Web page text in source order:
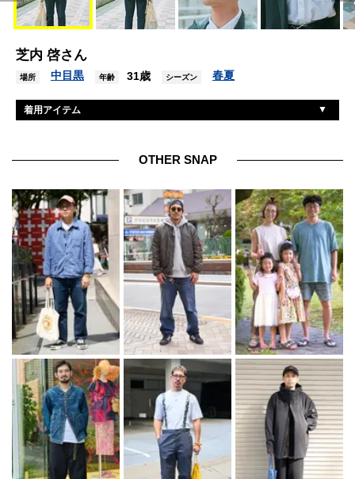
芝内 啓さん
場所 中目黒 年齢 31歳 シーズン 春夏
着用アイテム
シューズ バーウィック
眼鏡 ギュパール
バッグ イッチ
腕時計 カルティエ
リング メゾンマルジェラ
OTHER SNAP